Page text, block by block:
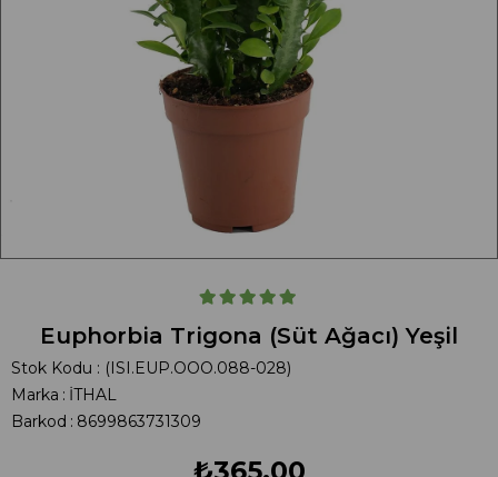
Euphorbia Trigona (Süt Ağacı) Yeşil
Stok Kodu
(ISI.EUP.OOO.088-028)
Marka : İTHAL
Barkod : 8699863731309
₺365,00